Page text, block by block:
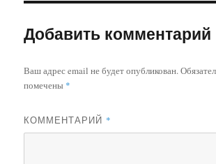
Добавить комментарий
Ваш адрес email не будет опубликован.
помечены *
КОММЕНТАРИЙ *